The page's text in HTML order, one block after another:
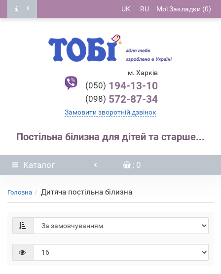
RU
UK Мої Закладки (0)
м. Харків
(050) 194-13-10
(098) 572-87-34
Замовити зворотній дзвінок
Постільна білизна для дітей та старше...
Каталог : 0
Головна Дитяча постільна білизна